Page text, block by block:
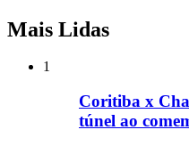
Mais Lidas
1
Coritiba x
túnel ao